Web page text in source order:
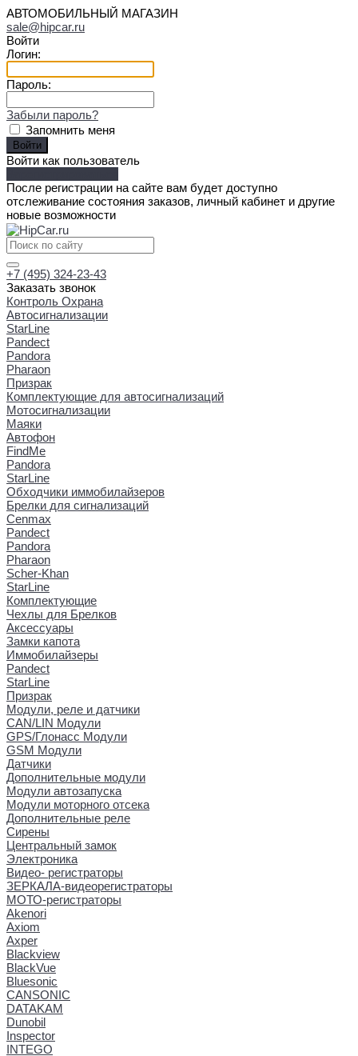
АВТОМОБИЛЬНЫЙ МАГАЗИН
sale@hipcar.ru
Войти
Логин:
Пароль:
Забыли пароль?
Запомнить меня
Войти как пользователь
После регистрации на сайте вам будет доступно
отслеживание состояния заказов, личный кабинет и другие
новые возможности
+7 (495) 324-23-43
Заказать звонок
Контроль Охрана
Автосигнализации
StarLine
Pandect
Pandora
Pharaon
Призрак
Комплектующие для автосигнализаций
Мотосигнализации
Маяки
Автофон
FindMe
Pandora
StarLine
Обходчики иммобилайзеров
Брелки для сигнализаций
Cenmax
Pandect
Pandora
Pharaon
Scher-Khan
StarLine
Комплектующие
Чехлы для Брелков
Аксессуары
Замки капота
Иммобилайзеры
Pandect
StarLine
Призрак
Модули, реле и датчики
CAN/LIN Модули
GPS/Глонасс Модули
GSM Модули
Датчики
Дополнительные модули
Модули автозапуска
Модули моторного отсека
Дополнительные реле
Сирены
Центральный замок
Электроника
Видео- регистраторы
ЗЕРКАЛА-видеорегистраторы
МОТО-регистраторы
Akenori
Axiom
Axper
Blackview
BlackVue
Bluesonic
CANSONIC
DATAKAM
Dunobil
Inspector
INTEGO